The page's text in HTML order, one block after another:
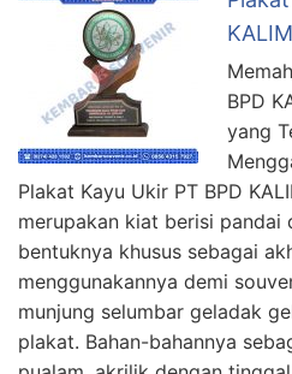
BPD
yang
Plakat Kayu Ukir PT BPD
merupakan kiat berisi pandai
bentuknya khusus sebagai
menggunakannya demi
munjung selumbar geladak
plakat. Bahan-bahannya